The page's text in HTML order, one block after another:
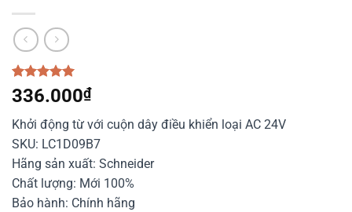
5.00trên 5
dựa trên
1
đánh giá
336.000₫
Khởi động từ với cuộn dây điều khiển loại AC 24V
SKU: LC1D09B7
Hãng sản xuất: Schneider
Chất lượng: Mới 100%
Bảo hành: Chính hãng